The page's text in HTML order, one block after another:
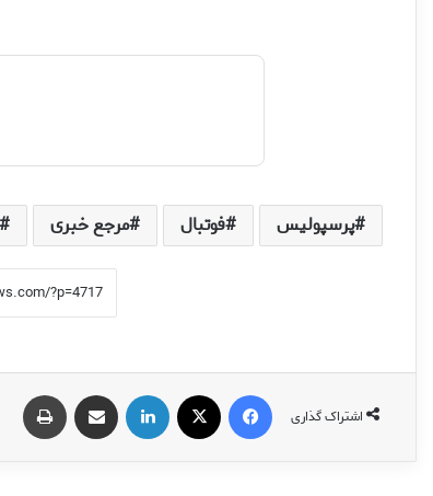
پرسپولیس فوتبال مرجع خبری
اشتراک گذاری
فیس بوک لینکدین اشتراک گذاری از طریق ایمیل